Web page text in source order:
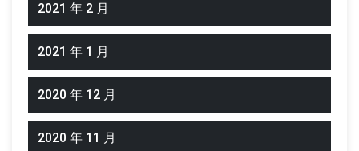
2021 年 2 月
2021 年 1 月
2020 年 12 月
2020 年 11 月